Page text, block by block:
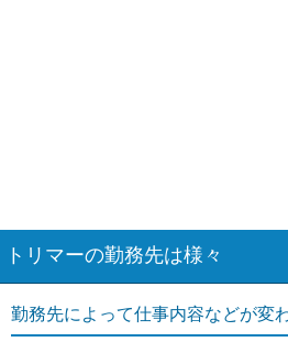
トリマーの勤務先は様々
勤務先によって仕事内容などが変